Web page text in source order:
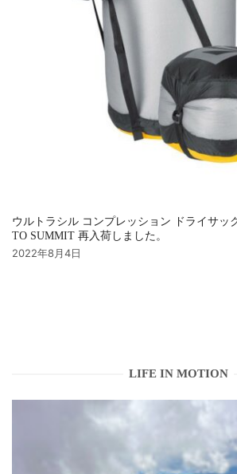
ウルトラシル コンプレッション ドライサッ
TO SUMMIT 再入荷しました。
2022年8月4日
LIFE IN MOTION